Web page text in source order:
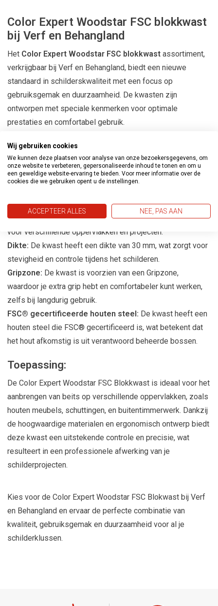
Color Expert Woodstar FSC blokkwast
bij Verf en Behangland
Het Color Expert Woodstar FSC blokkwast assortiment,
verkrijgbaar bij Verf en Behangland, biedt een nieuwe
standaard in schilderskwaliteit met een focus op
gebruiksgemak en duurzaamheid. De kwasten zijn
ontworpen met speciale kenmerken voor optimale
prestaties en comfortabel gebruik.
Kenmerken:
Hoogwaardige borstelharen:De nieuwe opstelling van de
borstelharen zorgt voor maximale verfabsorptie en een
Verschillende breedtes:Verkrijgbaar in breedtes van 100
mm en 120 mm, waardoor je de juiste kwast kunt kiezen
voor verschillende oppervlakken en projecten.
Dikte: De kwast heeft een dikte van 30 mm, wat zorgt voor
stevigheid en controle tijdens het schilderen.
Gripzone: De kwast is voorzien van een Gripzone,
waardoor je extra grip hebt en comfortabeler kunt werken,
zelfs bij langdurig gebruik.
FSC® gecertificeerde houten steel: De kwast heeft een
houten steel die FSC® gecertificeerd is, wat betekent dat
het hout afkomstig is uit verantwoord beheerde bossen.
Toepassing:
De Color Expert Woodstar FSC Blokkwast is ideaal voor het
aanbrengen van beits op verschillende oppervlakken, zoals
houten meubels, schuttingen, en buitentimmerwerk. Dankzij
de hoogwaardige materialen en ergonomisch ontwerp biedt
deze kwast een uitstekende controle en precisie, wat
resulteert in een professionele afwerking van je
schilderprojecten.
Kies voor de Color Expert Woodstar FSC Blokwast bij Verf
en Behangland en ervaar de perfecte combinatie van
kwaliteit, gebruiksgemak en duurzaamheid voor al je
schilderklussen.
Wij gebruiken cookies
We kunnen deze plaatsen voor analyse van onze bezoekersgegevens, om
onze website te verbeteren, gepersonaliseerde inhoud te tonen en om u
een geweldige website-ervaring te bieden. Voor meer informatie over de
cookies die we gebruiken opent u de instellingen.
ACCEPTEER ALLES NEE, PAS AAN